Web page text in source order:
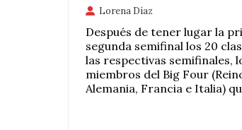
Lorena Díaz
Después de tener lugar la
segunda semifinal los 20
las respectivas semifinales,
miembros del Big Four
Alemania, Francia e Italia)